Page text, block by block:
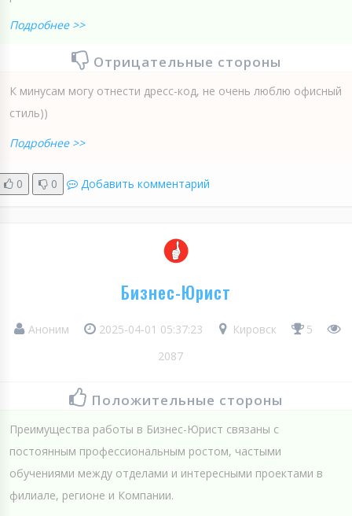
Подробнее >>
Отрицательные стороны
К минусам могу отнести дресс-код, не очень люблю офисный
стиль))
Подробнее >>
0 0 Добавить комментарий
Бизнес-Юрист
Аноним 2025-04-01 05:37:23 Кировск
5
2087
Положительные стороны
Преимущества работы в Бизнес-Юрист связаны с
постоянным профессиональным ростом, частыми
обучениями между отделами и интересными проектами в
филиале, регионе и Компании.